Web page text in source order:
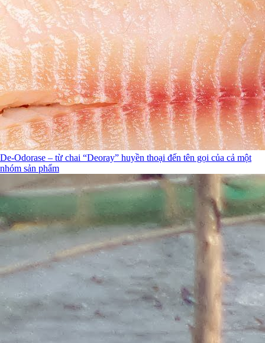
De-Odorase – từ chai “Deoray” huyền thoại đến tên gọi của cả một
nhóm sản phẩm